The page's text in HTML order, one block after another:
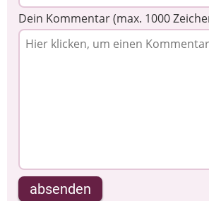
Dein Kommentar (max. 1000
absenden